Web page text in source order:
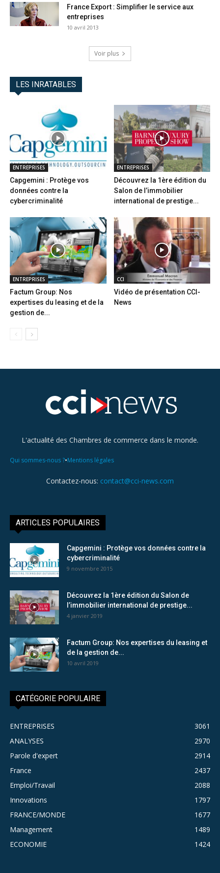
France Export : Simplifier le service aux
entreprises
10 avril 2013
Voir plus
LES INRATABLES
ENTREPRISES
Capgemini : Protège vos
données contre la
cybercriminalité
ENTREPRISES
Découvrez la 1ère édition du
Salon de l’immobilier
international de prestige...
ENTREPRISES
Factum Group: Nos
expertises du leasing et de la
gestion de...
CCI
Vidéo de présentation CCI-
News
L'actualité des Chambres de commerce dans le monde.
Qui sommes-nous ?•Mentions légales
Contactez-nous: contact@cci-news.com
ARTICLES POPULAIRES
Capgemini : Protège vos données contre la
cybercriminalité
9 novembre 2015
Découvrez la 1ère édition du Salon de
l’immobilier international de prestige...
4 janvier 2019
Factum Group: Nos expertises du leasing et
de la gestion de...
10 avril 2019
CATÉGORIE POPULAIRE
ENTREPRISES
3061
ANALYSES
2970
Parole d'expert
2914
France
2437
Emploi/Travail
2088
Innovations
1797
FRANCE/MONDE
1677
Management
1489
ECONOMIE
1424